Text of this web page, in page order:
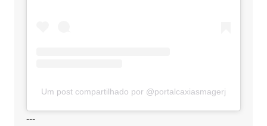
Um post compartilhado por @portalcaxiasmagerj
---